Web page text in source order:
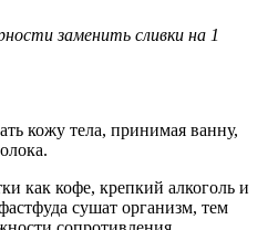
заменить сливки на 1
кожу тела, принимая ванну,
как кофе, крепкий алкоголь и
сушат организм, тем